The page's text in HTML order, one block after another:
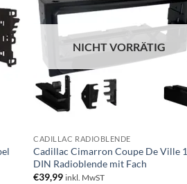
NICHT VORRÄTIG
CADILLAC RADIOBLENDE
Cadillac Cimarron Coupe De Ville 1
DIN Radioblende mit Fach
€39,99 inkl. MwST